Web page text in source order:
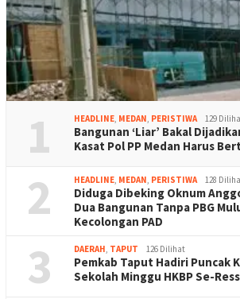
1 HEADLINE, MEDAN, PERISTIWA 129
Bangunan ‘Liar’ Bakal
Kasat Pol PP Medan Harus
2 HEADLINE, MEDAN, PERISTIWA 128
Diduga Dibeking Oknum
Dua Bangunan Tanpa PBG
Kecolongan PAD
3 DAERAH, TAPUT 126 Dilihat
Pemkab Taput Hadiri Puncak
Sekolah Minggu HKBP Se-